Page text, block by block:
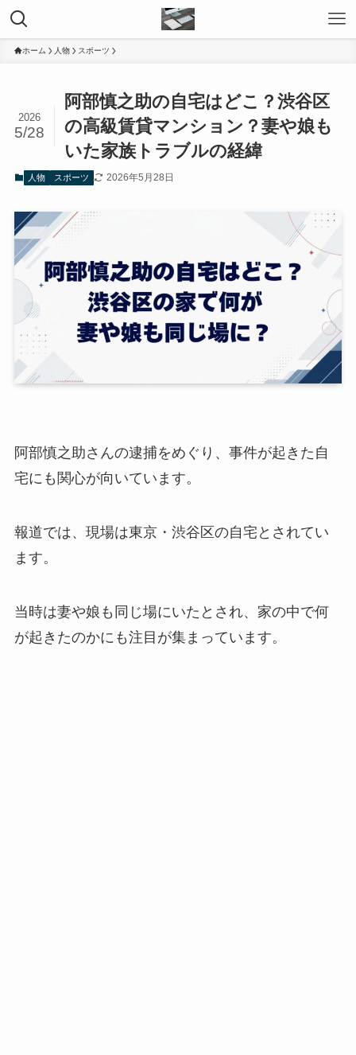
ホーム 人物 スポーツ
阿部慎之助の自宅はどこ？渋谷区
の高級賃貸マンション？妻や娘も
いた家族トラブルの経緯
2026
5/28
人物 スポーツ 2026年5月28日
阿部慎之助さんの逮捕をめぐり、事件が起きた自
宅にも関心が向いています。
報道では、現場は東京・渋谷区の自宅とされてい
ます。
当時は妻や娘も同じ場にいたとされ、家の中で何
が起きたのかにも注目が集まっています。